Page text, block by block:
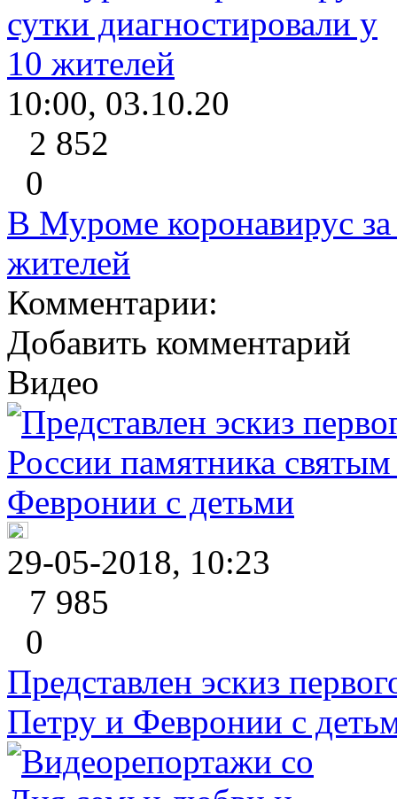
10:00, 03.10.20
2 852
0
В Муроме коронавирус за
жителей
Комментарии:
Добавить комментарий
Видео
29-05-2018, 10:23
7 985
0
Представлен эскиз
Петру и Февронии с